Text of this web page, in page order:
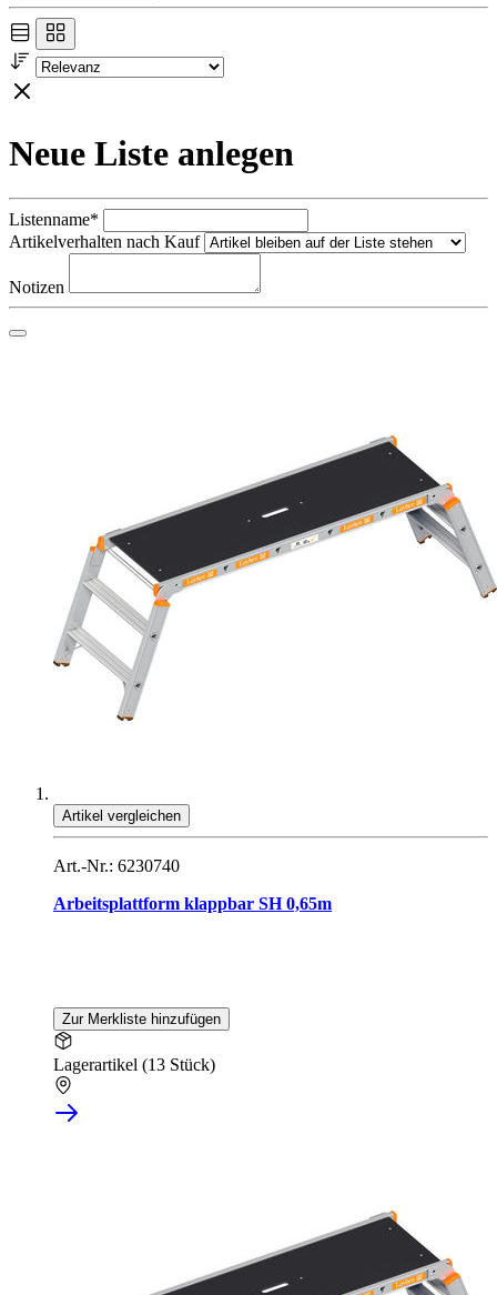
Neue Liste anlegen
Listenname*
Artikelverhalten nach Kauf
Notizen
Artikel vergleichen
Art.-Nr.: 6230740
Arbeitsplattform klappbar SH 0,65m
Zur Merkliste hinzufügen
Lagerartikel (13 Stück)